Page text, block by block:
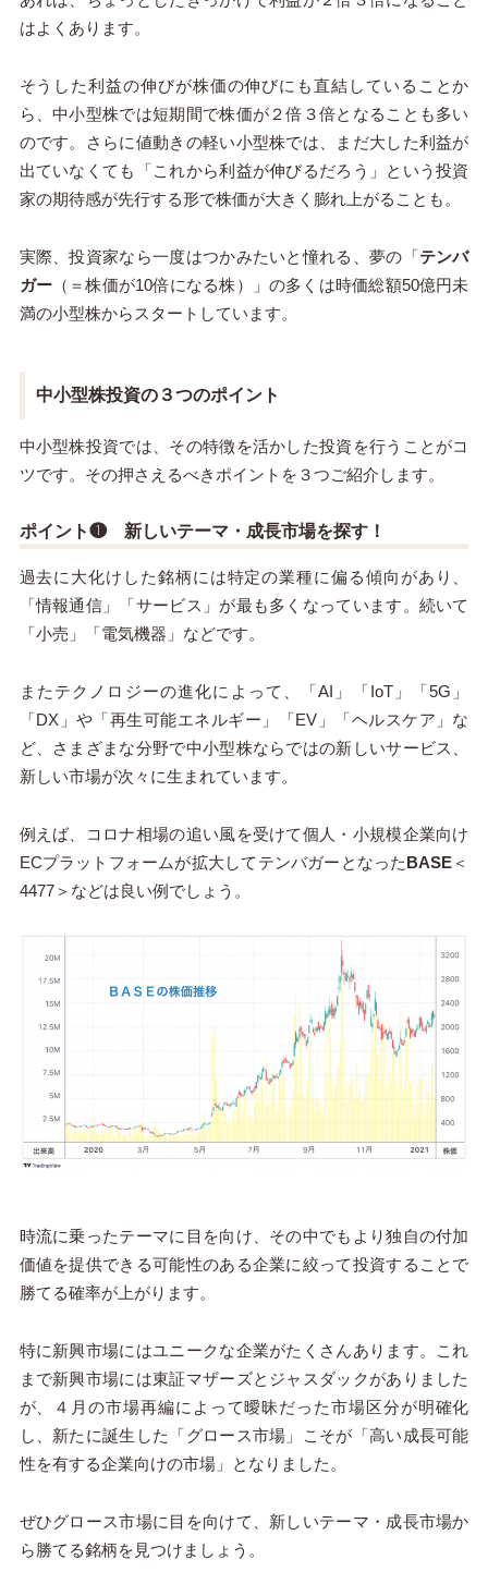
はよくあります。
そうした利益の伸びが株価の伸びにも直結していることか
ら、中小型株では短期間で株価が２倍３倍となることも多い
のです。さらに値動きの軽い小型株では、まだ大した利益が
出ていなくても「これから利益が伸びるだろう」という投資
家の期待感が先行する形で株価が大きく膨れ上がることも。
実際、投資家なら一度はつかみたいと憧れる、夢の「テンバ
ガー （＝株価が10倍になる株）」の多くは時価総額50億円未
満の小型株からスタートしています。
中小型株投資の３つのポイント
中小型株投資では、その特徴を活かした投資を行うことがコ
ツです。その押さえるべきポイントを３つご紹介します。
ポイント❶ 新しいテーマ・成長市場を探す！
過去に大化けした銘柄には特定の業種に偏る傾向があり、
「情報通信」「サービス」が最も多くなっています。続いて
「小売」「電気機器」などです。
またテクノロジーの進化によって、「AI 」「IoT」「5G 」
「DX 」や「再生可能エネルギー」「EV 」「ヘルスケア」な
ど、さまざまな分野で中小型株ならではの新しいサービス、
新しい市場が次々に生まれています。
例えば、コロナ相場の追い風を受けて個人・小規模企業向け
ECプラットフォームが拡大してテンバガーとなったBASE ＜
4477＞などは良い例でしょう。
時流に乗ったテーマに目を向け、その中でもより独自の付加
価値を提供できる可能性のある企業に絞って投資することで
勝てる確率が上がります。
特に新興市場にはユニークな企業がたくさんあります。これ
まで新興市場には東証マザーズとジャスダックがありました
が、４月の市場再編によって曖昧だった市場区分が明確化
し、新たに誕生した「グロース市場」こそが「高い成長可能
性を有する企業向けの市場」となりました。
ぜひグロース市場に目を向けて、新しいテーマ・成長市場か
ら勝てる銘柄を見つけましょう。